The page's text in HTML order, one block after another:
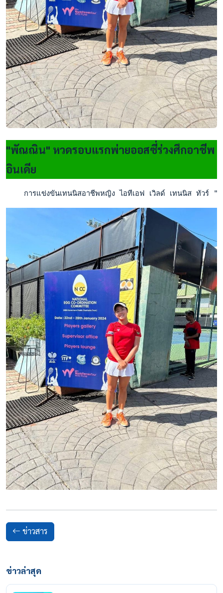
"พัณณิน" หวดรอบแรกพ่ายออสซี่ร่วงศึกอาชีพ
อินเดีย
การแข่งขันเทนนิสอาชีพหญิง ไอทีเอฟ เวิลด์ เทนนิส ทัวร์
ข่าวสาร
ข่าวล่าสุด